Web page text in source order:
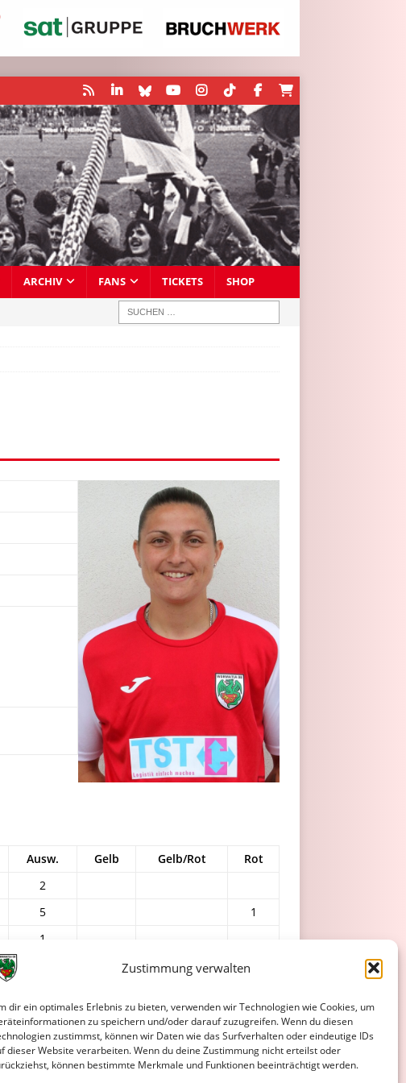
Zustimmung verwalten
dir ein optimales Erlebnis zu bieten, verwenden wir Technologien wie Cookies, um
zu speichern und/oder darauf zuzugreifen. Wenn du diesen
zustimmst, können wir Daten wie das Surfverhalten oder eindeutige IDs
dieser Website verarbeiten. Wenn du deine Zustimmung nicht erteilst oder
können bestimmte Merkmale und Funktionen beeinträchtigt werden.
ARCHIV FANS TICKETS SHOP
Ausw. Gelb Gelb/Rot
Rot
2
5
1
1
1 0 0
0
12 0 0 1